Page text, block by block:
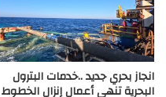
انجاز بحري جديد ..خدمات البترول
البحرية تنهي أعمال إنزال الخطوط